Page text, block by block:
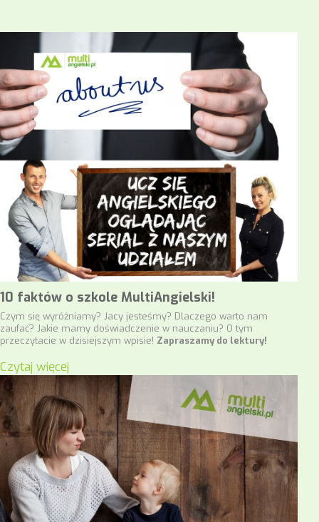
10 faktów o szkole MultiAngielski!
Czym się wyróżniamy? Jacy jesteśmy? Dlaczego warto nam
zaufać? Jakie mamy doświadczenie w nauczaniu? O tym
przeczytacie w dzisiejszym wpisie! Zapraszamy do lektury!
Czytaj więcej